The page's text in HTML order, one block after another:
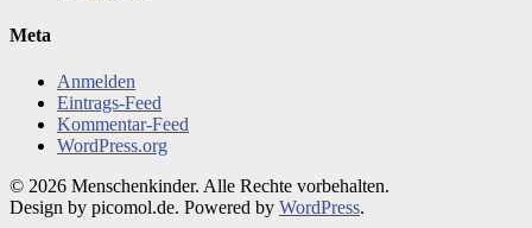
Meta
Anmelden
Eintrags-Feed
Kommentar-Feed
WordPress.org
© 2026 Menschenkinder. Alle Rechte vorbehalten.
Design by picomol.de. Powered by WordPress.